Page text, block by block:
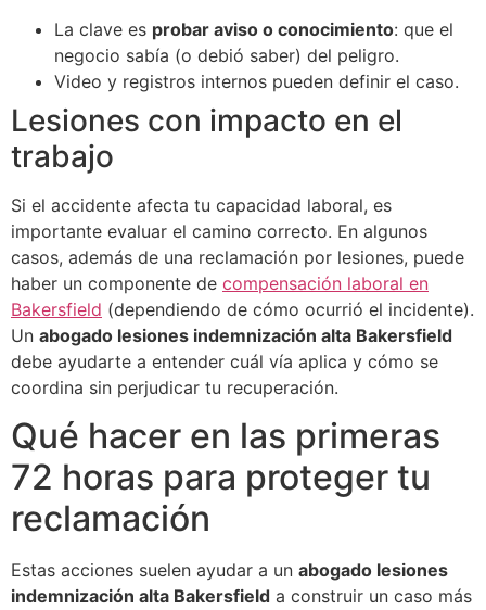
La clave es probar aviso o conocimiento: que el
negocio sabía (o debió saber) del peligro.
Video y registros internos pueden definir el caso.
Lesiones con impacto en el
trabajo
Si el accidente afecta tu capacidad laboral, es
importante evaluar el camino correcto. En algunos
casos, además de una reclamación por lesiones, puede
haber un componente de compensación laboral en
Bakersfield (dependiendo de cómo ocurrió el incidente).
Un abogado lesiones indemnización alta Bakersfield
debe ayudarte a entender cuál vía aplica y cómo se
coordina sin perjudicar tu recuperación.
Qué hacer en las primeras
72 horas para proteger tu
reclamación
Estas acciones suelen ayudar a un abogado lesiones
indemnización alta Bakersfield a construir un caso más